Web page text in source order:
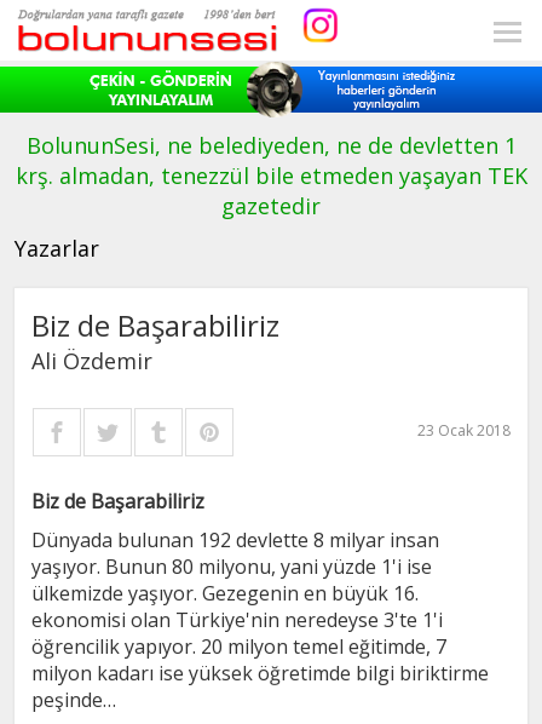
BolununSesi, ne belediyeden, ne de devletten 1
krş. almadan, tenezzül bile etmeden yaşayan TEK
gazetedir
Yazarlar
Biz de Başarabiliriz
Ali Özdemir
23 Ocak 2018
Biz de Başarabiliriz
Dünyada bulunan 192 devlette 8 milyar insan
yaşıyor. Bunun 80 milyonu, yani yüzde 1'i ise
ülkemizde yaşıyor. Gezegenin en büyük 16.
ekonomisi olan Türkiye'nin neredeyse 3'te 1'i
öğrencilik yapıyor. 20 milyon temel eğitimde, 7
milyon kadarı ise yüksek öğretimde bilgi biriktirme
peşinde…